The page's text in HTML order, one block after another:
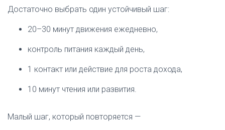
Достаточно выбрать один устойчивый шаг:
20–30 минут движения ежедневно,
контроль питания каждый день,
1 контакт или действие для роста дохода,
10 минут чтения или развития.
Малый шаг, который повторяется —